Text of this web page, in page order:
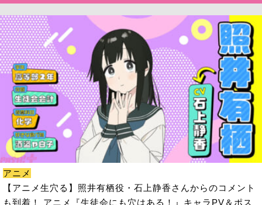
アニメ
【アニメ生穴る】照井有栖役・石上静香さんからのコメント
も到着！ アニメ『生徒会にも穴はある！』キャラPV＆ポス